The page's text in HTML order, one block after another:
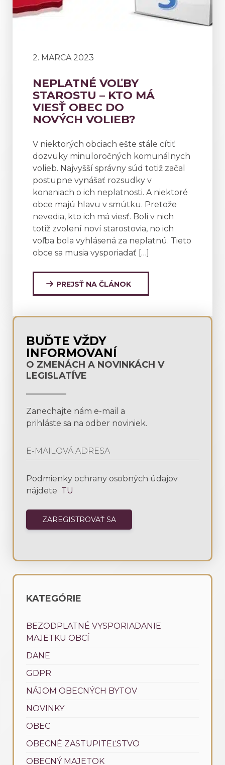
2. MARCA 2023
NEPLATNÉ VOĽBY
STAROSTU – KTO MÁ
VIESŤ OBEC DO
NOVÝCH VOLIEB?
V niektorých obciach ešte stále cítiť
dozvuky minuloročných komunálnych
volieb. Najvyšší správny súd totiž začal
postupne vynášať rozsudky v
konaniach o ich neplatnosti. A niektoré
obce majú hlavu v smútku. Pretože
nevedia, kto ich má viesť. Boli v nich
totiž zvolení noví starostovia, no ich
voľba bola vyhlásená za neplatnú. Tieto
obce sa musia vysporiadať […]
PREJSŤ NA ČLÁNOK
BUĎTE VŽDY
INFORMOVANÍ
O ZMENÁCH A NOVINKÁCH V
LEGISLATÍVE
Zanechajte nám e-mail a
prihláste sa na odber noviniek.
Podmienky ochrany osobných údajov
nájdete TU
KATEGÓRIE
BEZODPLATNÉ VYSPORIADANIE
MAJETKU OBCÍ
DANE
GDPR
NÁJOM OBECNÝCH BYTOV
NOVINKY
OBEC
OBECNÉ ZASTUPITEĽSTVO
OBECNÝ MAJETOK